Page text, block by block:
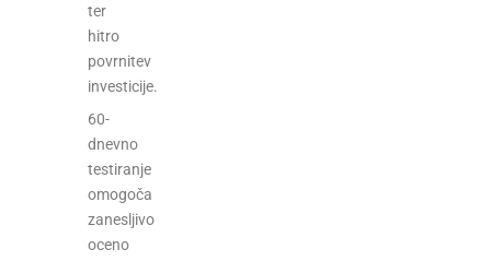
ter
hitro
povrnitev
investicije.
60-
dnevno
testiranje
omogoča
zanesljivo
oceno